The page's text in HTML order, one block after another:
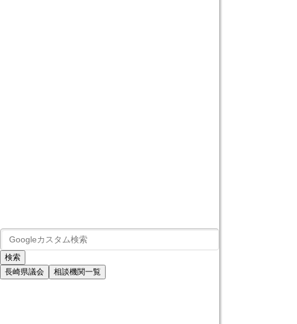
長崎県議会 相談機関一覧